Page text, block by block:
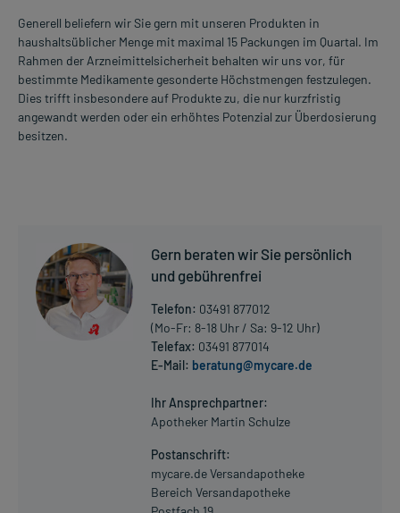
Generell beliefern wir Sie gern mit unseren Produkten in
haushaltsüblicher Menge mit maximal 15 Packungen im Quartal. Im
Rahmen der Arzneimittelsicherheit behalten wir uns vor, für
bestimmte Medikamente gesonderte Höchstmengen festzulegen.
Dies trifft insbesondere auf Produkte zu, die nur kurzfristig
angewandt werden oder ein erhöhtes Potenzial zur Überdosierung
besitzen.
Gern beraten wir Sie persönlich
und gebührenfrei
Telefon: 03491 877012
(Mo-Fr: 8-18 Uhr / Sa: 9-12 Uhr)
Telefax: 03491 877014
E-Mail: beratung@mycare.de
Ihr Ansprechpartner:
Apotheker Martin Schulze
Postanschrift:
mycare.de Versandapotheke
Bereich Versandapotheke